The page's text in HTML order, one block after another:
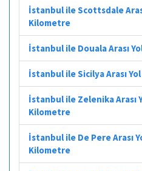
İstanbul ile Scottsdale
Kilometre
İstanbul ile Douala Arası
İstanbul ile Sicilya Arası
İstanbul ile Zelenika Arası
Kilometre
İstanbul ile De Pere Arası
Kilometre